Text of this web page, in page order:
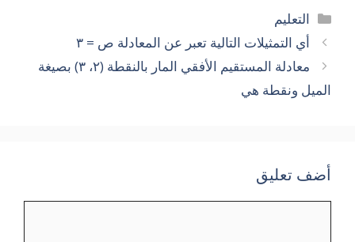
التصنيفات
التعليم
أي التمثيلات التالية تعبر عن المعادلة ص = ٣
معادلة المستقيم الأفقي المار بالنقطة (٢، ٣) بصيغة
الميل ونقطة هي
أضف تعليق